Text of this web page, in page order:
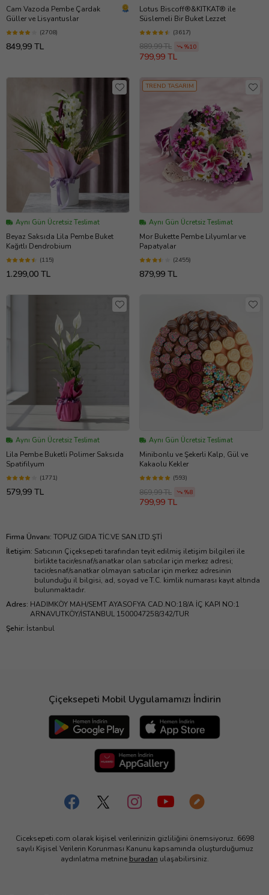
Cam Vazoda Pembe Çardak
Güller ve Lisyantuslar
(2708)
849,99 TL
Lotus Biscoff®&KITKAT® ile
Süslemeli Bir Buket Lezzet
(3617)
889,99 TL %10
799,99 TL
Aynı Gün Ücretsiz Teslimat
Beyaz Saksıda Lila Pembe Buket
Kağıtlı Dendrobium
(115)
1.299,00 TL
TREND TASARIM
Aynı Gün Ücretsiz Teslimat
Mor Bukette Pembe Lilyumlar ve
Papatyalar
(2455)
879,99 TL
Aynı Gün Ücretsiz Teslimat
Lila Pembe Buketli Polimer Saksıda
Spatifilyum
(1771)
579,99 TL
Aynı Gün Ücretsiz Teslimat
Minibonlu ve Şekerli Kalp, Gül ve
Kakaolu Kekler
(593)
869,99 TL %8
799,99 TL
Firma Ünvanı: TOPUZ GIDA TİC.VE SAN.LTD.ŞTİ
İletişim: Satıcının Çiçeksepeti tarafından teyit edilmiş iletişim bilgileri ile
birlikte tacir/esnaf/sanatkar olan satıcılar için merkez adresi;
tacir/esnaf/sanatkar olmayan satıcılar için merkez adresinin
bulunduğu il bilgisi, ad, soyad ve T.C. kimlik numarası kayıt altında
bulunmaktadır.
Adres: HADIMKÖY MAH/SEMT AYASOFYA CAD.NO:18/A İÇ KAPI NO:1
ARNAVUTKÖY/İSTANBUL 1500047258/342/TUR
Şehir: İstanbul
Çiçeksepeti Mobil Uygulamamızı İndirin
Ciceksepeti.com olarak kişisel verilerinizin gizliliğini önemsiyoruz. 6698
sayılı Kişisel Verilerin Korunması Kanunu kapsamında oluşturduğumuz
aydınlatma metnine buradan ulaşabilirsiniz.